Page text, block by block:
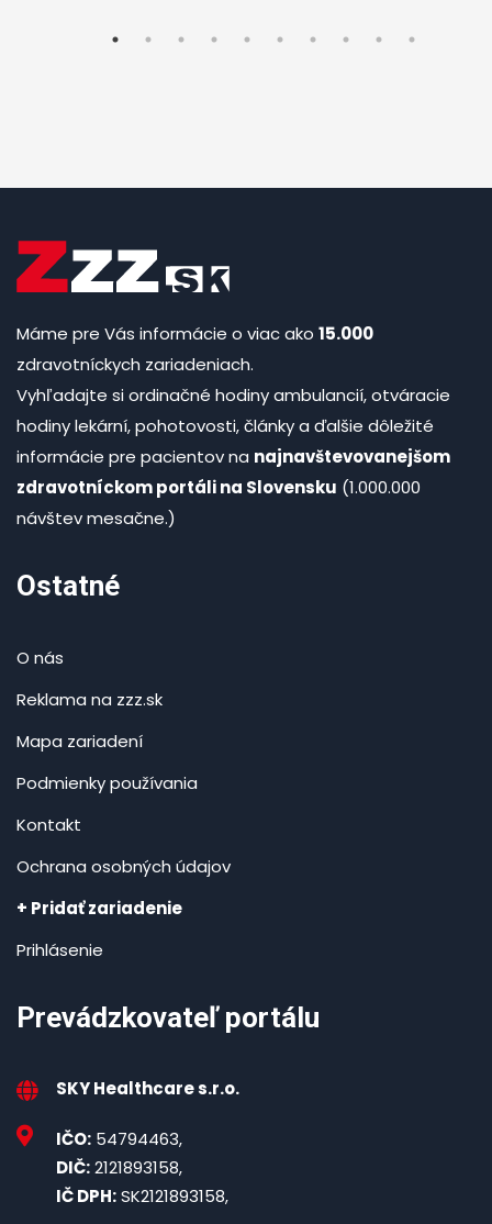
Máme pre Vás informácie o viac ako 15.000
zdravotníckych zariadeniach.
Vyhľadajte si ordinačné hodiny ambulancií, otváracie
hodiny lekární, pohotovosti, články a ďalšie dôležité
informácie pre pacientov na najnavštevovanejšom
zdravotníckom portáli na Slovensku (1.000.000
návštev mesačne.)
Ostatné
O nás
Reklama na zzz.sk
Mapa zariadení
Podmienky používania
Kontakt
Ochrana osobných údajov
+ Pridať zariadenie
Prihlásenie
Prevádzkovateľ portálu
SKY Healthcare s.r.o.
IČO: 54794463,
DIČ:2121893158,
IČ DPH:SK2121893158,